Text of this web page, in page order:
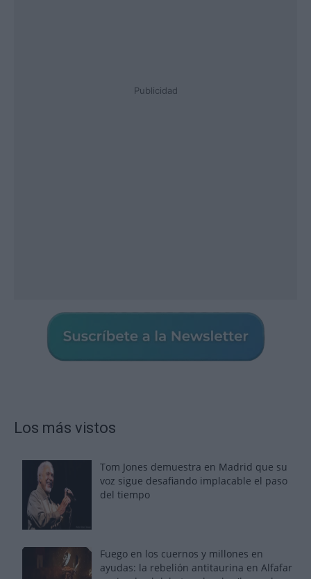
Publicidad
Los más vistos
Tom Jones demuestra en Madrid que su
voz sigue desafiando implacable el paso
del tiempo
Fuego en los cuernos y millones en
ayudas: la rebelión antitaurina en Alfafar